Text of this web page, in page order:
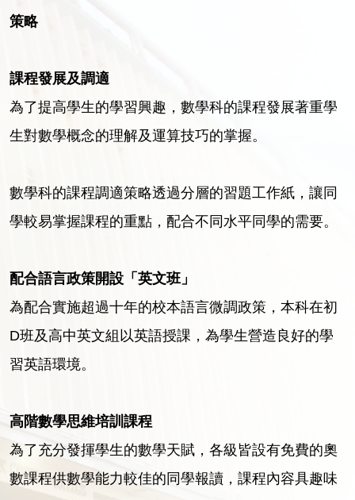
策略
課程發展及調適
為了提高學生的學習興趣，數學科的課程發展著重學
生對數學概念的理解及運算技巧的掌握。
數學科的課程調適策略透過分層的習題工作紙，讓同
學較易掌握課程的重點，配合不同水平同學的需要。
配合語言政策開設「英文班」
為配合實施超過十年的校本語言微調政策，本科在初
D班及高中英文組以英語授課，為學生營造良好的學
習英語環境。
高階數學思維培訓 課程
為了充分發揮學生的數學天賦，各級皆設有免費的奧
數課程供數學能力較佳的同學報讀，課程內容具趣味